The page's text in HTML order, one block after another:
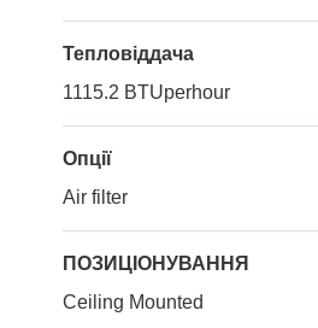
Тепловіддача
1115.2 BTUperhour
Опції
Air filter
ПОЗИЦІОНУВАННЯ
Ceiling Mounted